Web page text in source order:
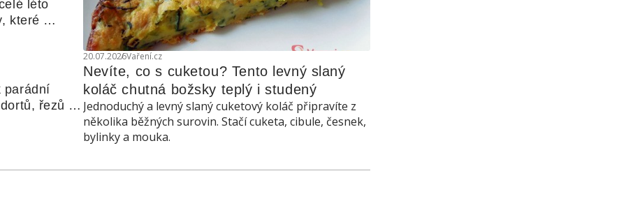
20.07.2026Vaření.cz
Nevíte, co s cuketou? Tento levný slaný
koláč chutná božsky teplý i studený
Jednoduchý a levný slaný cuketový koláč připravíte z
několika běžných surovin. Stačí cuketa, cibule, česnek,
bylinky a mouka.
léto
které
nebo
parádní
řezů a